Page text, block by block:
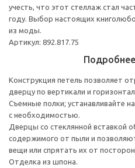
учесть, что этот стеллаж стал
году. Выбор настоящих
из моды.
Артикул: 892.817.75
Конструкция петель позволяет
дверцу по вертикали и
Съемные полки; устанавливайте
с необходимостью.
Дверцы со стеклянной вставкой
содержимого от пыли и
вещи или спрятать их от
Отделка из шпона.